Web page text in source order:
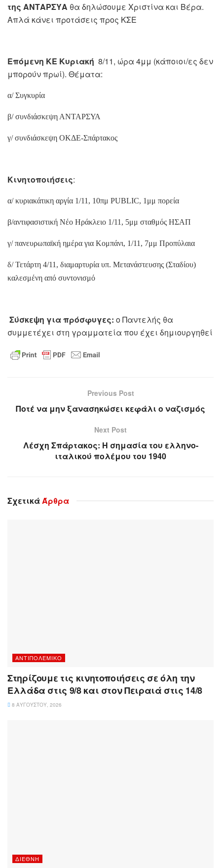
της ΑΝΤΑΡΣΥΑ θα δηλώσουμε Χριστίνα και Βέρα.
Απλά κάνει προτάσεις προς ΚΣΕ
Επόμενη ΚΕ Κυριακή 8/11, ώρα 4μμ (κάποιοι/ες δεν
μπορούν πρωί). Θέματα:
α/ Συγκυρία
β/ συνδιάσκεψη ΑΝΤΑΡΣΥΑ
γ/ συνδιάσκεψη ΟΚΔΕ-Σπάρτακος
Κινητοποιήσεις:
α/ κυριακάτικη αργία 1/11, 10πμ PUBLIC, 1μμ πορεία
β/αντιφασιστική Νέο Ηράκλειο 1/11, 5μμ σταθμός ΗΣΑΠ
γ/ πανευρωπαϊκή ημέρα για Κομπάνι, 1/11, 7μμ Προπύλαια
δ/ Τετάρτη 4/11, διαμαρτυρία υπ. Μετανάστευσης (Σταδίου)
καλεσμένη από συντονισμό
Σύσκεψη για πρόσφυγες: ο Παντελής θα
συμμετέχει στη γραμματεία που έχει δημιουργηθεί
Previous Post
Ποτέ να μην ξανασηκώσει κεφάλι ο ναζισμός
Next Post
Λέσχη Σπάρτακος: Η σημασία του ελληνο-
ιταλικού πολέμου του 1940
Σχετικά Άρθρα
ΑΝΤΙΠΟΛΕΜΙΚΌ
Στηρίζουμε τις κινητοποιήσεις σε όλη την
Ελλάδα στις 9/8 και στον Πειραιά στις 14/8
8 ΑΥΓΟΎΣΤΟΥ, 2026
ΔΙΕΘΝΉ